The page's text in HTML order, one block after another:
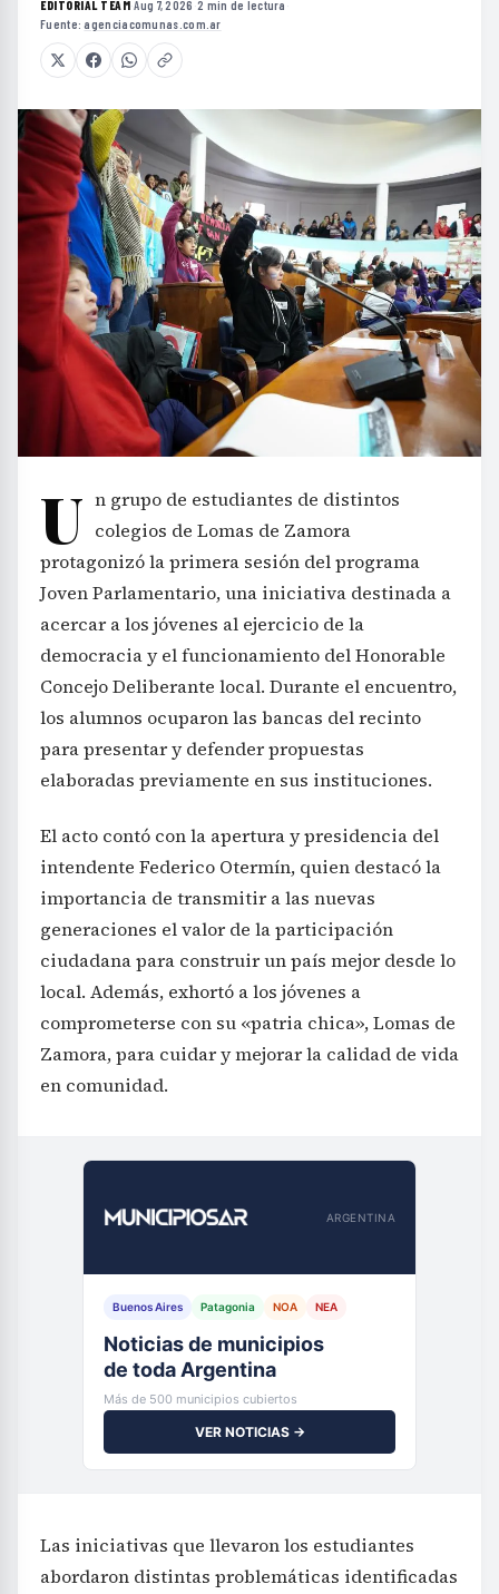
EDITORIAL TEAM·Aug 7, 2026 ·2 min de lectura ·
Fuente:agenciacomunas.com.ar
U n grupo de estudiantes de distintos
colegios de Lomas de Zamora
protagonizó la primera sesión del programa
Joven Parlamentario, una iniciativa destinada a
acercar a los jóvenes al ejercicio de la
democracia y el funcionamiento del Honorable
Concejo Deliberante local. Durante el encuentro,
los alumnos ocuparon las bancas del recinto
para presentar y defender propuestas
elaboradas previamente en sus instituciones.
El acto contó con la apertura y presidencia del
intendente Federico Otermín, quien destacó la
importancia de transmitir a las nuevas
generaciones el valor de la participación
ciudadana para construir un país mejor desde lo
local. Además, exhortó a los jóvenes a
comprometerse con su «patria chica», Lomas de
Zamora, para cuidar y mejorar la calidad de vida
en comunidad.
ARGENTINA
Buenos Aires Patagonia NOA NEA
Noticias de municipios
de toda Argentina
Más de 500 municipios cubiertos
VER NOTICIAS →
Las iniciativas que llevaron los estudiantes
abordaron distintas problemáticas identificadas